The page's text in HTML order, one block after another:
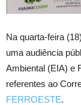
Na quarta-feira
uma audiência
Ambiental (EIA) e
referentes ao
FERROESTE.